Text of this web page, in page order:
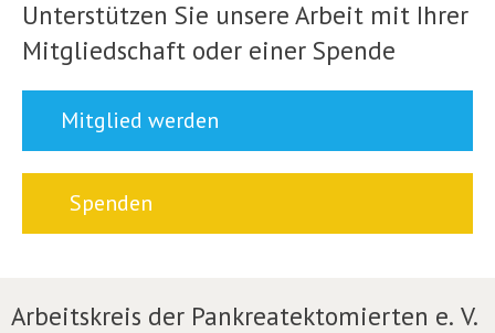
Unterstützen Sie unsere Arbeit mit Ihrer
Mitgliedschaft oder einer Spende
Mitglied werden
Spenden
Arbeitskreis der Pankreatektomierten e. V.